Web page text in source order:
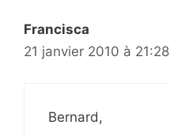
Francisca
21 janvier 2010 à 21:28
Bernard,